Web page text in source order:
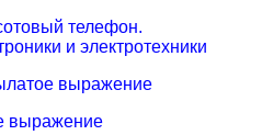
телефон.
и электротехники
выражение
выражение